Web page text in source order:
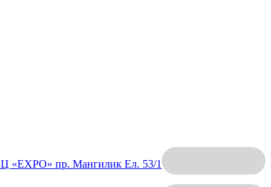
«EXPO» пр. Мангилик Ел. 53/1